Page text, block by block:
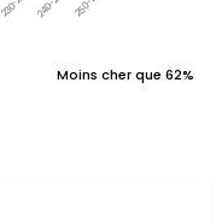
Moins cher que 62%